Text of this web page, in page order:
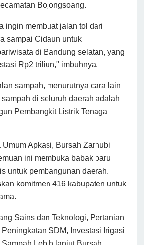
Bojongsoang.
ingin membuat jalan tol dari
sampai Cidaun untuk
di Bandung selatan, yang
Rp2 triliun," imbuhnya.
sampah, menurutnya cara lain
di seluruh daerah adalah
Pembangkit Listrik Tenaga
Umum Apkasi, Bursah Zarnubi
ini membuka babak baru
untuk pembangunan daerah.
komitmen 416 kabupaten untuk
Sains dan Teknologi, Pertanian
SDM, Investasi Irigasi
Lebih lanjut Bursah